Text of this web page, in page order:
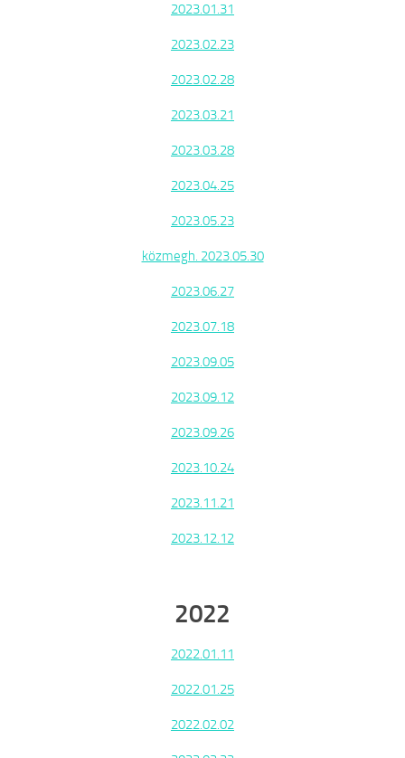
2023.01.31
2023.02.23
2023.02.28
2023.03.21
2023.03.28
2023.04.25
2023.05.23
közmegh. 2023.05.30
2023.06.27
2023.07.18
2023.09.05
2023.09.12
2023.09.26
2023.10.24
2023.11.21
2023.12.12
2022
2022.01.11
2022.01.25
2022.02.02